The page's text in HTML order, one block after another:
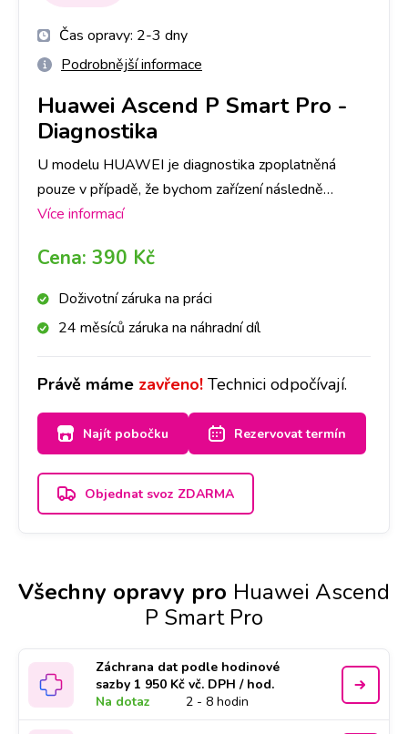
Čas opravy: 2-3 dny
Podrobnější informace
Huawei Ascend P Smart Pro -
Diagnostika
U modelu HUAWEI je diagnostika zpoplatněná
pouze v případě, že bychom zařízení následně
neopravovali a to částkou dle ceníku. V opačném
nutné provedení diagnostiky u nás na pobočce,
abychom dokázali přesně určit, co danou závadu
způsobuje. Následně, po jejím provedení, se s Vámi
spojíme a domluvíme se ohledně dalšího postupu
nebudeme. Při diagnostice záleží také na míře
poškození Vašeho HUAWEI, časově cca na 1-3 dny.
Více informací
Cena: 390 Kč
Doživotní záruka na práci
24 měsíců záruka na náhradní díl
Právě máme zavřeno! Technici odpočívají.
Najít pobočku Rezervovat termín
Objednat svoz ZDARMA
Všechny opravy pro Huawei Ascend
P Smart Pro
Záchrana dat podle hodinové
sazby 1 950 Kč vč. DPH / hod.
Na dotaz
2 - 8 hodin